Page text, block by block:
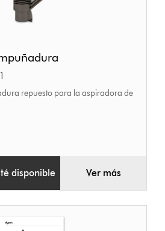
repuesto para la aspiradora de
disponible Ver más